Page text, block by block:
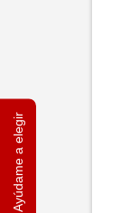
Ayúdame a elegir